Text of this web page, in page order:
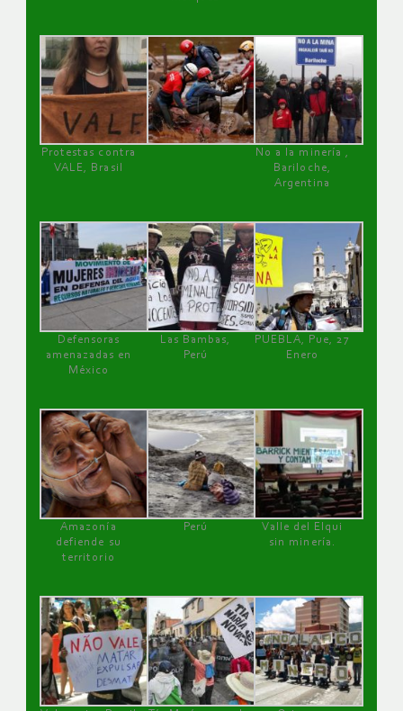
Protestas contra
VALE, Brasil
No a la minería ,
Bariloche,
Argentina
Defensoras
amenazadas en
México
Las Bambas,
Perú
PUEBLA, Pue, 27
Enero
Amazonía
defiende su
territorio
Perú
Valle del Elqui
sin minería.